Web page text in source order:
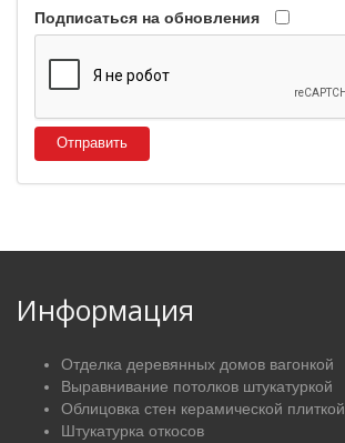
Подписаться на обновления
Отправить
Информация
Отделка деревянных домов вагонкой
Выравнивание потолков штукатуркой
Облицовка стен керамической плиткой
Штукатурка откосов